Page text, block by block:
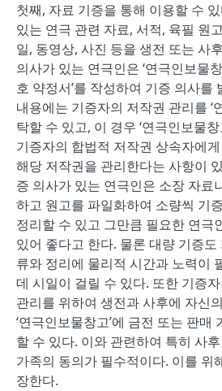
첫째, 자료 기증을 통해 이용할 수
있는 연극 관련 자료, 서적, 육필 원
일, 동영상, 사진 등을 생전 또는 사
의사가 있는 연극인은 ‘연극인보물
호 약정서’를 작성하여 기증 의사를
내용에는 기증자의 저작권 관리를 ‘
탁할 수 있고, 이 경우 ‘연극인보물
기증자의 합법적 저작권 상속자에
해당 저작권을 관리한다는 사항이
증 의사가 있는 연극인은 소장 자료
하고 원고를 파일화하여 소량씩 기
정리할 수 있고 그만큼 필요한 연극
있어 좋다고 한다. 물론 대량 기증
류와 정리에 물리적 시간과 노력이
데 시일이 걸릴 수 있다. 또한 기증
관리를 위하여 생전과 사후에 자신
‘연극인보물창고’에 금전 또는 판매
할 수 있다. 이와 관련하여 특히 사
가족의 동의가 필수적이다. 이를 위
장한다.